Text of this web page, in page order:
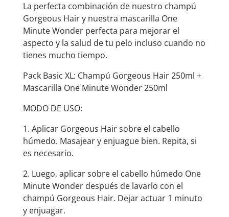
La perfecta combinación de nuestro champú
Gorgeous Hair y nuestra mascarilla One
Minute Wonder perfecta para mejorar el
aspecto y la salud de tu pelo incluso cuando no
tienes mucho tiempo.
Pack Basic XL: Champú Gorgeous Hair 250ml +
Mascarilla One Minute Wonder 250ml
MODO DE USO:
1. Aplicar Gorgeous Hair sobre el cabello
húmedo. Masajear y enjuague bien. Repita, si
es necesario.
2. Luego, aplicar sobre el cabello húmedo One
Minute Wonder después de lavarlo con el
champú Gorgeous Hair. Dejar actuar 1 minuto
y enjuagar.